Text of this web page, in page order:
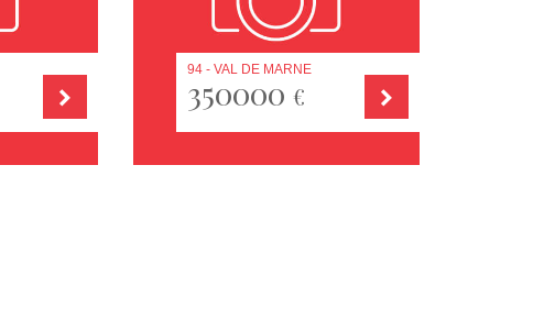
94 - VAL DE MARNE
350000 €